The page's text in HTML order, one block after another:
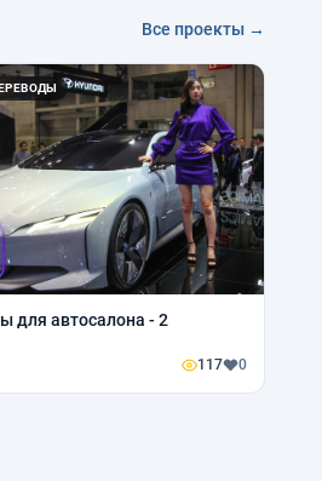
Все проекты →
для автосалона - 2
117 0